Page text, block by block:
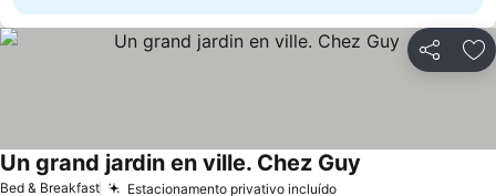
Partilhar
Bed & Breakfast Estacionamento privativo incluído
Un grand jardin en ville. Chez Guy